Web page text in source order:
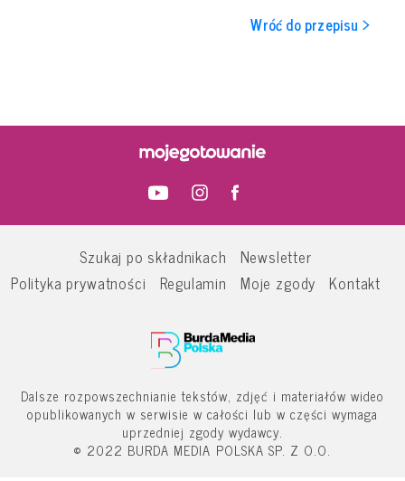
Wróć do przepisu >
Szukaj po składnikach
Newsletter
Polityka prywatności
Regulamin Moje zgody Kontakt
Dalsze rozpowszechnianie tekstów, zdjęć i materiałów wideo
opublikowanych w serwisie w całości lub w części wymaga
uprzedniej zgody wydawcy.
© 2022 BURDA MEDIA POLSKA SP. Z O.O.